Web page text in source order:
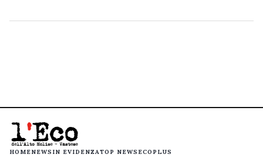
HOMENEWS IN EVIDENZATOP NEWS ECOPLUS